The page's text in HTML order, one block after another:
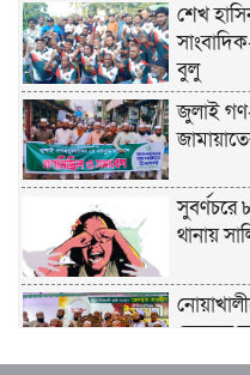
শেখ
বুলু
জুলাই গণ-
থানায়
হেজবুত